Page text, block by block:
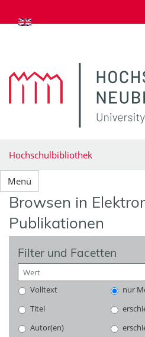
zum Inhalt springen
Hochschulbibliothek
Menü
Browsen in
Publikationen
Filter und Facetten
Volltext
nur
Titel
Autor(en)